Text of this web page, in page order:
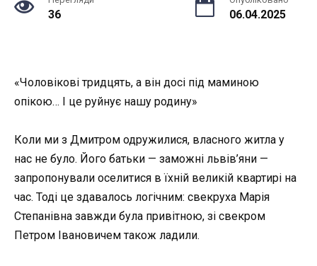
36 06.04.2025
«Чоловікові тридцять, а він досі під маминою
опікою… І це руйнує нашу родину»
Коли ми з Дмитром одружилися, власного житла у
нас не було. Його батьки — заможні львів’яни —
запропонували оселитися в їхній великій квартирі на
час. Тоді це здавалось логічним: свекруха Марія
Степанівна завжди була привітною, зі свекром
Петром Івановичем також ладили.